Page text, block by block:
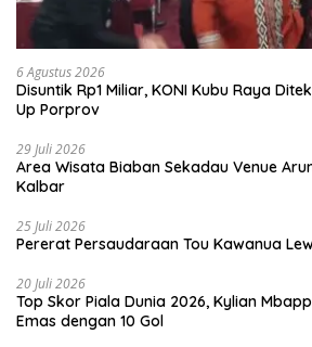
6 Agustus 2026
Disuntik Rp1 Miliar, KONI Kubu Raya
Up Porprov
29 Juli 2026
Area Wisata Biaban Sekadau Venue
Kalbar
25 Juli 2026
Pererat Persaudaraan Tou Kawanua
20 Juli 2026
Top Skor Piala Dunia 2026, Kylian
Emas dengan 10 Gol